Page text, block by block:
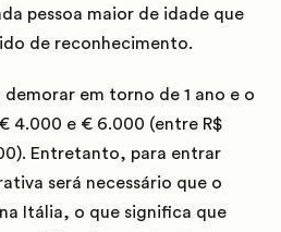
pessoa maior de idade que
de reconhecimento.
demorar em torno de 1 ano e o
4.000 e € 6.000 (entre R$
Entretanto, para entrar
será necessário que o
Itália, o que significa que